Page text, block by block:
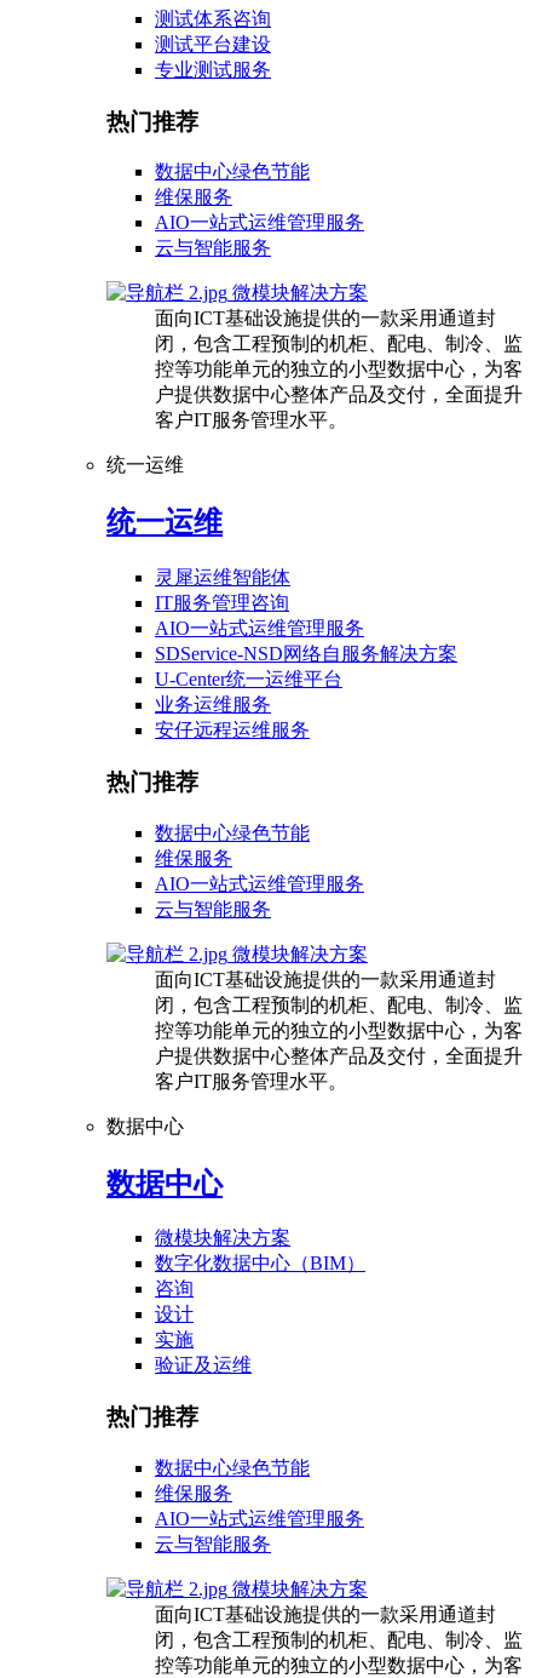
测试体系咨询
测试平台建设
专业测试服务
热门推荐
数据中心绿色节能
维保服务
AIO一站式运维管理服务
云与智能服务
微模块解决方案
面向ICT基础设施提供的一款采用通道封
闭，包含工程预制的机柜、配电、制冷、监
控等功能单元的独立的小型数据中心，为客
户提供数据中心整体产品及交付，全面提升
客户IT服务管理水平。
统一运维
统一运维
灵犀运维智能体
IT服务管理咨询
AIO一站式运维管理服务
SDService-NSD网络自服务解决方案
U-Center统一运维平台
业务运维服务
安仔远程运维服务
热门推荐
数据中心绿色节能
维保服务
AIO一站式运维管理服务
云与智能服务
微模块解决方案
面向ICT基础设施提供的一款采用通道封
闭，包含工程预制的机柜、配电、制冷、监
控等功能单元的独立的小型数据中心，为客
户提供数据中心整体产品及交付，全面提升
客户IT服务管理水平。
数据中心
数据中心
微模块解决方案
数字化数据中心（BIM）
咨询
设计
实施
验证及运维
热门推荐
数据中心绿色节能
维保服务
AIO一站式运维管理服务
云与智能服务
微模块解决方案
面向ICT基础设施提供的一款采用通道封
闭，包含工程预制的机柜、配电、制冷、监
控等功能单元的独立的小型数据中心，为客